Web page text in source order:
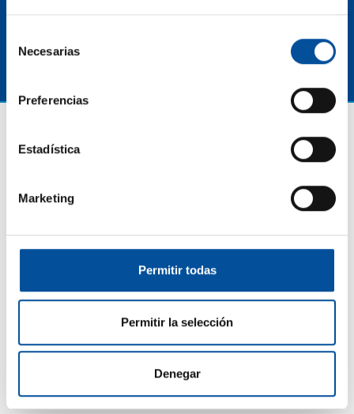
Necesarias
Preferencias
Estadística
Marketing
Permitir todas
Permitir la selección
Denegar
hello@sunandbluecongress.com